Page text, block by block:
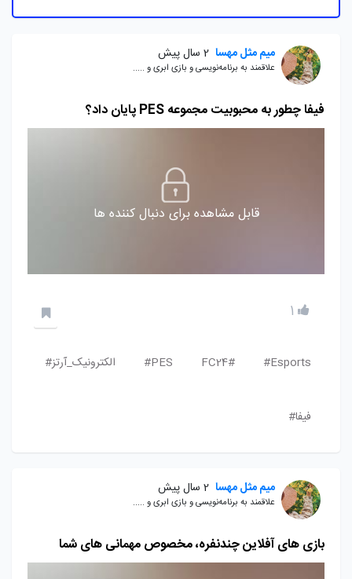
میم مثل مهسا 2 سال پیش
علاقمند به برنامه‌نویسی و بازی ابری و .....
فیفا چطور به محبوبیت مجموعه PES پایان داد؟
قابل مشاهده برای دنبال کننده ها
1
Esports#
FC24#
PES# الکترونیک_آرتز#
فیفا#
میم مثل مهسا 2 سال پیش
علاقمند به برنامه‌نویسی و بازی ابری و .....
بازی های آفلاین چندنفره، مخصوص مهمانی های شما